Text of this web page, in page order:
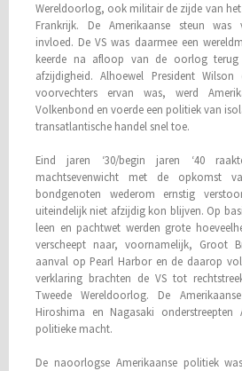
Wereld­oorlog, ook militair de zijde van
Frankrijk. De Amerikaanse steun was
invloed. De VS was daarmee een
keerde na afloop van de oorlog
afzijdigheid. Alhoewel President
voorvechters ervan was, werd
Volkenbond en voerde een politiek van
transatlantische handel snel toe.
Eind jaren ‘30/begin jaren ‘40
machtsevenwicht met de opkomst
bondgenoten wederom ernstig
uiteindelijk niet afzijdig kon blijven. Op
leen en pachtwet werden grote
verscheept naar, voornamelijk, Groot
aanval op Pearl Harbor en de daarop
verklaring brachten de VS tot
Tweede Wereldoorlog. De
Hiroshima en Nagasaki onderstreepten
politieke macht.
De naoorlogse Amerikaanse politiek